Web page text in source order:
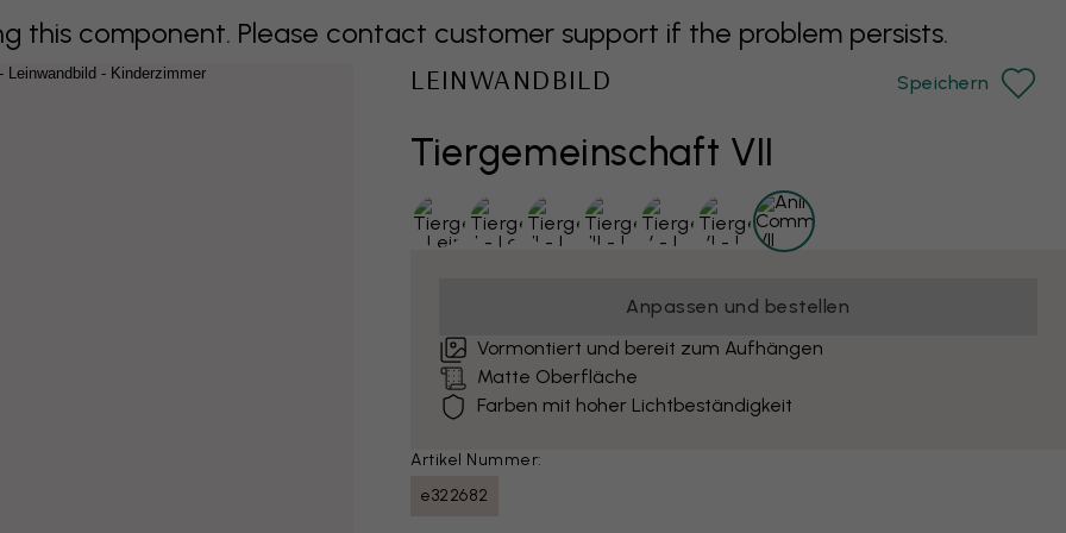
this component. Please contact customer support if the problem persists.
Tiergemeinschaft VII
LEINWANDBILD Speichern
Anpassen und bestellen
Vormontiert und bereit zum Aufhängen
Matte Oberfläche
Farben mit hoher Lichtbeständigkeit
Artikel Nummer:
e322682